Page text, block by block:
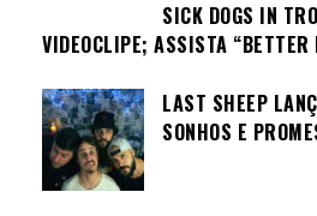
SICK DOGS IN
VIDEOCLIPE; ASSISTA “BETTER
LAST SHEEP
SONHOS E